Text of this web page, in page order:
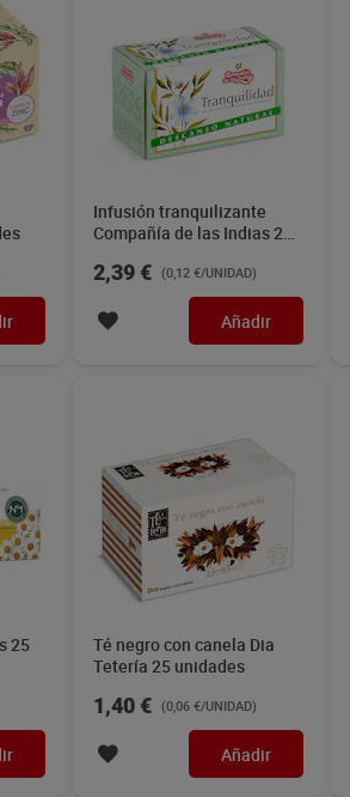
Infusión tranquilizante
Compañía de las Indias 20
2,39 € (0,12 €/UNIDAD)
Añadir
25
Té negro con canela Dia
Tetería 25 unidades
1,40 € (0,06 €/UNIDAD)
Añadir